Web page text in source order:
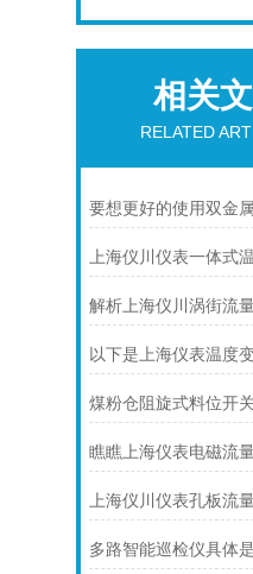
相关
RELATED